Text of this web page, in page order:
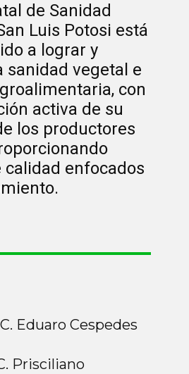
de Sanidad
Luis Potosi está
a lograr y
sanidad vegetal e
con
activa de su
los productores
calidad enfocados
C. Eduaro Cespedes
Prisciliano